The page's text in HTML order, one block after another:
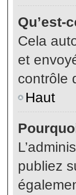
Qu’est-
Cela
et
contrôle
Haut
publiez